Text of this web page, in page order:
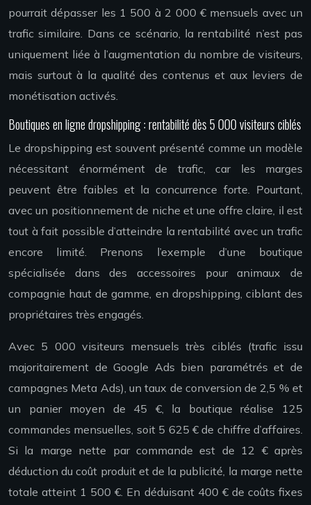
pourrait dépasser les 1 500 à 2 000 € mensuels avec un
trafic similaire. Dans ce scénario, la rentabilité n’est pas
uniquement liée à l’augmentation du nombre de visiteurs,
mais surtout à la qualité des contenus et aux leviers de
monétisation activés.
Boutiques en ligne dropshipping : rentabilité dès 5 000 visiteurs ciblés
Le dropshipping est souvent présenté comme un modèle
nécessitant énormément de trafic, car les marges
peuvent être faibles et la concurrence forte. Pourtant,
avec un positionnement de niche et une offre claire, il est
tout à fait possible d’atteindre la rentabilité avec un trafic
encore limité. Prenons l’exemple d’une boutique
spécialisée dans des accessoires pour animaux de
compagnie haut de gamme, en dropshipping, ciblant des
propriétaires très engagés.
Avec 5 000 visiteurs mensuels très ciblés (trafic issu
majoritairement de Google Ads bien paramétrés et de
campagnes Meta Ads), un taux de conversion de 2,5 % et
un panier moyen de 45 €, la boutique réalise 125
commandes mensuelles, soit 5 625 € de chiffre d’affaires.
Si la marge nette par commande est de 12 € après
déduction du coût produit et de la publicité, la marge nette
totale atteint 1 500 €. En déduisant 400 € de coûts fixes